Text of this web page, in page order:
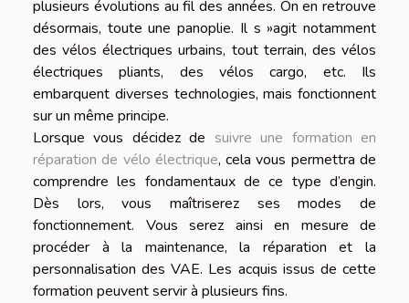
plusieurs évolutions au fil des années. On en retrouve
désormais, toute une panoplie. Il s »agit notamment
des vélos électriques urbains, tout terrain, des vélos
électriques pliants, des vélos cargo, etc. Ils
embarquent diverses technologies, mais fonctionnent
sur un même principe.
Lorsque vous décidez de suivre une formation en
réparation de vélo électrique, cela vous permettra de
comprendre les fondamentaux de ce type d’engin.
Dès lors, vous maîtriserez ses modes de
fonctionnement. Vous serez ainsi en mesure de
procéder à la maintenance, la réparation et la
personnalisation des VAE. Les acquis issus de cette
formation peuvent servir à plusieurs fins.